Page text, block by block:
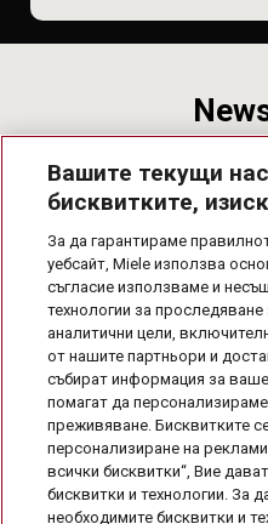
Абонирай се за нашия
предстящи намаления,
Вашите текущи
бисквитките,
За да гарантираме
уебсайт, Miele използва
съгласие използваме и
технологии за
аналитични цели,
от нашите партньори и
събират информация за
помагат да
преживяване. Бисквитките
персонализиране на
всички бисквитки“, Вие
бисквитки и технологии. За
необходимите бисквитки и